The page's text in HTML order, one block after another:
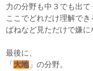
力の分野も中３でも出て
ここでどれだけ理解でき
ばねなど見ただけで嫌に
最後に、
「 大地」の分野。